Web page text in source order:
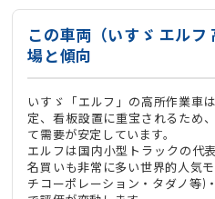
この車両（いすゞ エルフ
場と傾向
いすゞ「エルフ」の高所作業車
定、看板設置に重宝されるため
て需要が安定しています。
エルフは国内小型トラックの代
名買いも非常に多い世界的人気
チコーポレーション・タダノ等)